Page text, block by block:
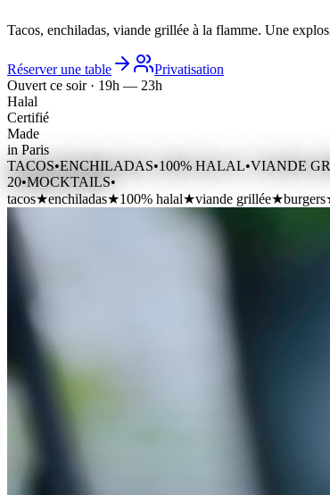
Tacos, enchiladas, viande grillée à la flamme. Une
Réserver une table
Privatisation
Ouvert ce soir · 19h — 23h
Halal
Certifié
Made
in Paris
TACOS•ENCHILADAS•100% HALAL•VIANDE
20•MOCKTAILS•
tacos★enchiladas★100% halal★viande grillée★burgers